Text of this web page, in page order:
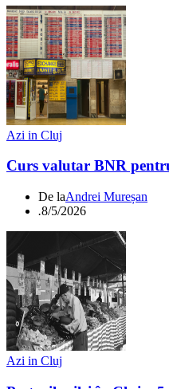
Azi in Cluj
Curs valutar BNR
De laAndrei Mureșan
.8/5/2026
Azi in Cluj